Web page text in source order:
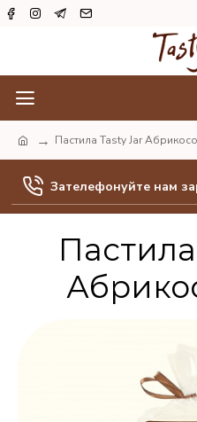
Пастила Tasty Jar
Зателефонуйте нам